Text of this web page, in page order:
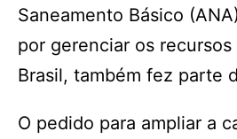
Saneamento Básico
por gerenciar os
Brasil, também fez parte
O pedido para ampliar a